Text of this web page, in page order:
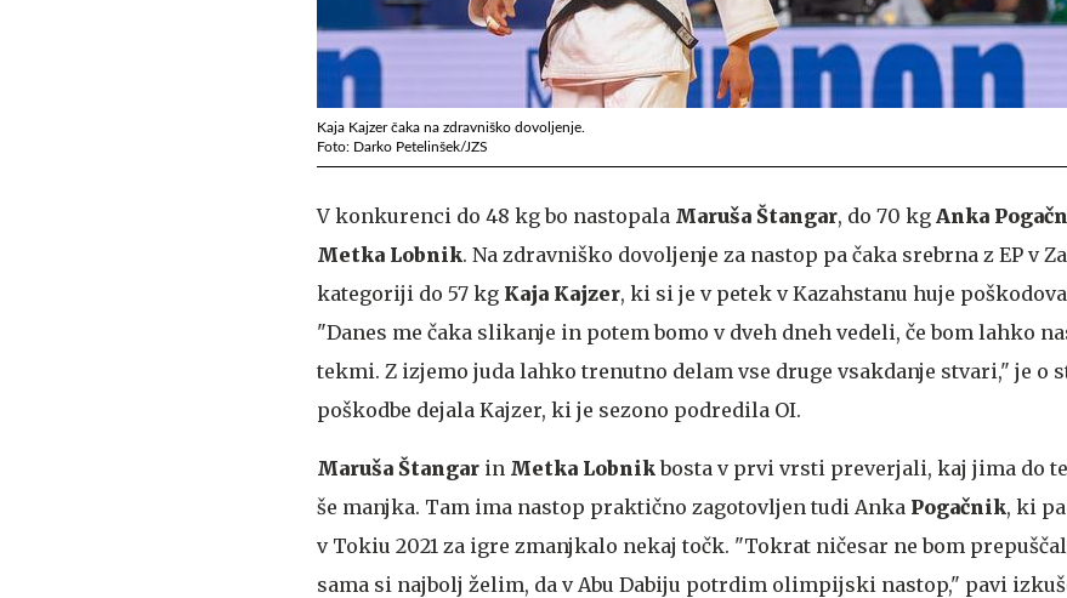
Kaja Kajzer čaka na zdravniško dovoljenje.
Foto: Darko Petelinšek/JZS
V konkurenci do 48 kg bo nastopala Maruša Štangar, do 70 kg Anka
Metka Lobnik. Na zdravniško dovoljenje za nastop pa čaka srebrna z EP v
kategoriji do 57 kg Kaja Kajzer, ki si je v petek v Kazahstanu huje
"Danes me čaka slikanje in potem bomo v dveh dneh vedeli, če bom lahko
tekmi. Z izjemo juda lahko trenutno delam vse druge vsakdanje stvari," je o
poškodbe dejala Kajzer, ki je sezono podredila OI.
Maruša Štangar in Metka Lobnikbosta v prvi vrsti preverjali, kaj jima do
še manjka. Tam ima nastop praktično zagotovljen tudi Anka Pogačnik, ki
v Tokiu 2021 za igre zmanjkalo nekaj točk. "Tokrat ničesar ne bom
sama si najbolj želim, da v Abu Dabiju potrdim olimpijski nastop," pavi